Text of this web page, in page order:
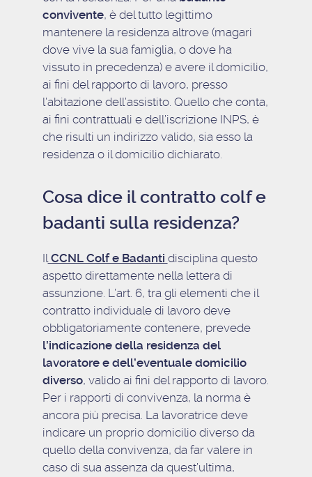
convivente, è del tutto legittimo
mantenere la residenza altrove (magari
dove vive la sua famiglia, o dove ha
vissuto in precedenza) e avere il domicilio,
ai fini del rapporto di lavoro, presso
l’abitazione dell’assistito. Quello che conta,
ai fini contrattuali e dell’iscrizione INPS, è
che risulti un indirizzo valido, sia esso la
residenza o il domicilio dichiarato.
Cosa dice il contratto colf e
badanti sulla residenza?
IlCCNL Colf e Badanti disciplina questo
aspetto direttamente nella lettera di
assunzione. L’art. 6, tra gli elementi che il
contratto individuale di lavoro deve
obbligatoriamente contenere, prevede
l’indicazione della residenza del
lavoratore e dell’eventuale domicilio
diverso, valido ai fini del rapporto di lavoro.
Per i rapporti di convivenza, la norma è
ancora più precisa. La lavoratrice deve
indicare un proprio domicilio diverso da
quello della convivenza, da far valere in
caso di sua assenza da quest’ultima,